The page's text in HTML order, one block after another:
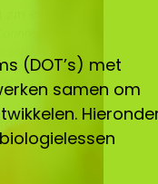
(DOT’s) met
samen om